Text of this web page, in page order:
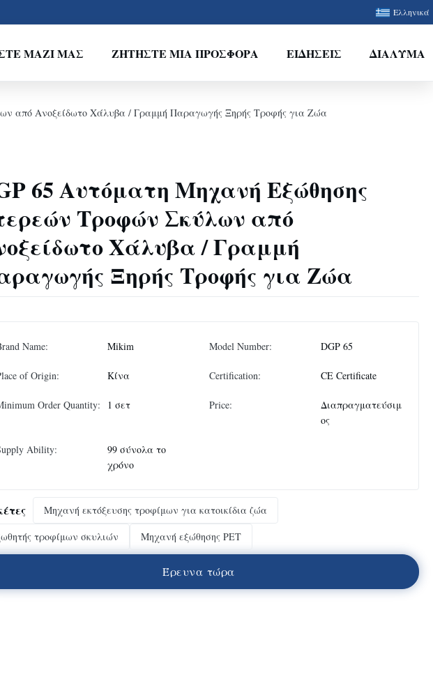
Ελληνικά
ΜΑΖΊ ΜΑΣ ΖΗΤΉΣΤΕ ΜΙΑ ΠΡΟΣΦΟΡΆ ΕΙΔΉΣΕΙΣ ΔΙΆΛΥΜΑ
από Ανοξείδωτο Χάλυβα / Γραμμή Παραγωγής Ξηρής Τροφής για Ζώα
65 Αυτόματη Μηχανή Εξώθησης
Τροφών Σκύλων από
Χάλυβα / Γραμμή
Ξηρής Τροφής για Ζώα
Name: Mikim Model Number: DGP 65
of Origin: Κίνα Certification: CE Certificate
Order Quantity: 1 σετ Price:
Διαπραγματεύσιμ
ος
Ability:
99 σύνολα το
χρόνο
Μηχανή εκτόξευσης τροφίμων για κατοικίδια ζώα
τροφίμων σκυλιών
Μηχανή εξώθησης PET
Έρευνα τώρα